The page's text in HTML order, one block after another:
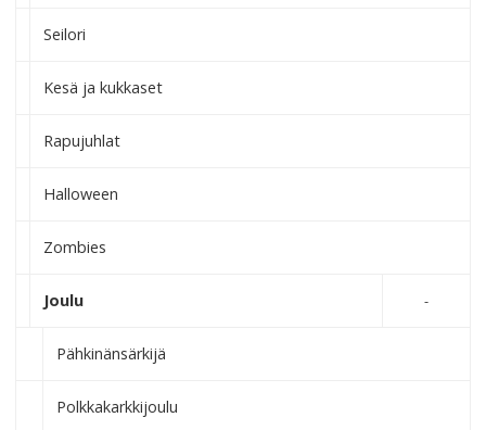
Seilori
Kesä ja kukkaset
Rapujuhlat
Halloween
Zombies
Joulu
Pähkinänsärkijä
Polkkakarkkijoulu